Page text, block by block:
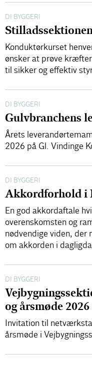
DI BYGGERI
Konduktørkurset
ønsker at prøve
til sikker og effektiv
DI BYGGERI
Gulvbranchens
Årets
2026 på Gl. Vindinge
DI BYGGERI
Akkordforhold i
En god akkordaftale
overenskomsten og
nødvendige viden, der
om akkorden i
DI BYGGERI
og årsmøde 2026
Invitation til
årsmøde i